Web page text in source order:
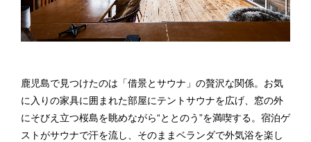
鹿児島で見つけたのは「借景とサウナ」の贅沢な関係。お気
に入りの家具に囲まれた部屋にテントサウナを広げ、窓の外
にそびえ立つ桜島を眺めながら“ととのう”を満喫する。宿泊ゲ
ストがサウナで汗を流し、そのままベランダで外気浴を楽し